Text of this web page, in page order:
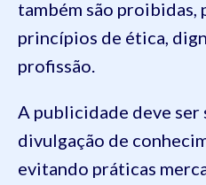
também são proibidas,
princípios de ética,
profissão.
A publicidade deve ser
divulgação de
evitando práticas